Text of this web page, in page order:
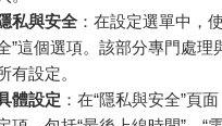
私與安全：在設定選單中，
”這個選項。該部分專門處理
有設定。
體設定 ：在“隱私與安全”頁